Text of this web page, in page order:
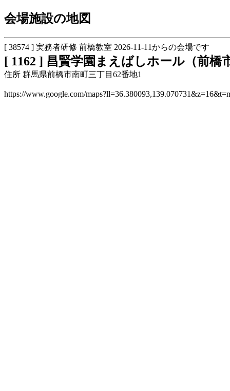
会場施設の地図
[ 38574 ] 実務者研修 前橋教室 2026-11-11からの会場です
[ 1162 ] 昌賢学園まえばしホール（前橋
住所 群馬県前橋市南町三丁目62番地1
https://www.google.com/